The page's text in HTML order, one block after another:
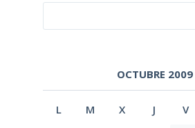
OCTUBRE 2009
L M X J V